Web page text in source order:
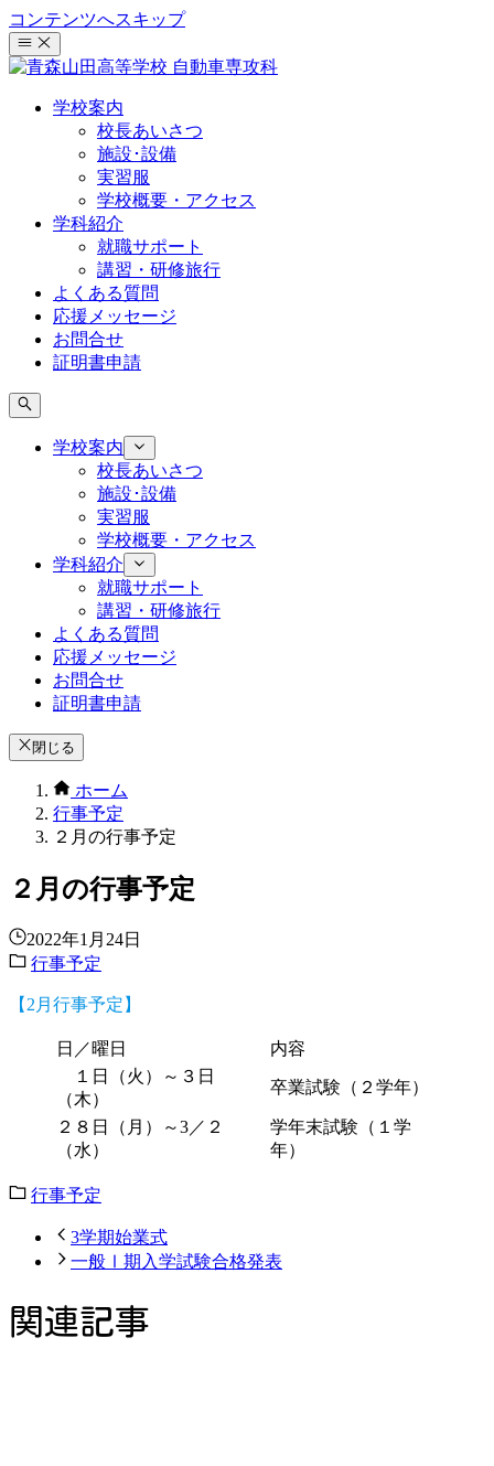
コンテンツへスキップ
学校案内
校長あいさつ
施設･設備
実習服
学校概要・アクセス
学科紹介
就職サポート
講習・研修旅行
よくある質問
応援メッセージ
お問合せ
証明書申請
学校案内
校長あいさつ
施設･設備
実習服
学校概要・アクセス
学科紹介
就職サポート
講習・研修旅行
よくある質問
応援メッセージ
お問合せ
証明書申請
閉じる
ホーム
行事予定
２月の行事予定
２月の行事予定
2022年1月24日
行事予定
【2月行事予定】
日／曜日
内容
１日（火）～３日
（木）
卒業試験（２学年）
２８日（月）～3／２
（水）
学年末試験（１学
年）
行事予定
3学期始業式
一般Ⅰ期入学試験合格発表
関連記事